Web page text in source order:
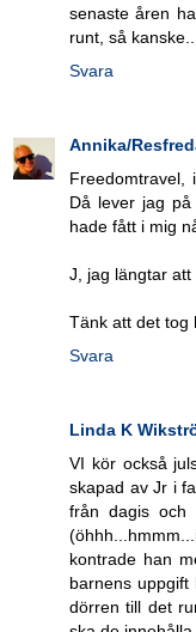
senaste åren
runt, så
Svara
Annika/
Freedomtravel,
Då lever jag
hade fått i mig
J, jag längtar att
Tänk att det tog
Svara
Linda K
VI kör också
skapad av Jr i
från dagis och
kontrade han
barnens
dörren till det